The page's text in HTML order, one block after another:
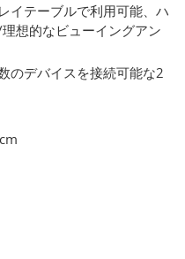
イテーブルで利用可能、ハ
想的なビューイングアン
のデバイスを接続可能な2